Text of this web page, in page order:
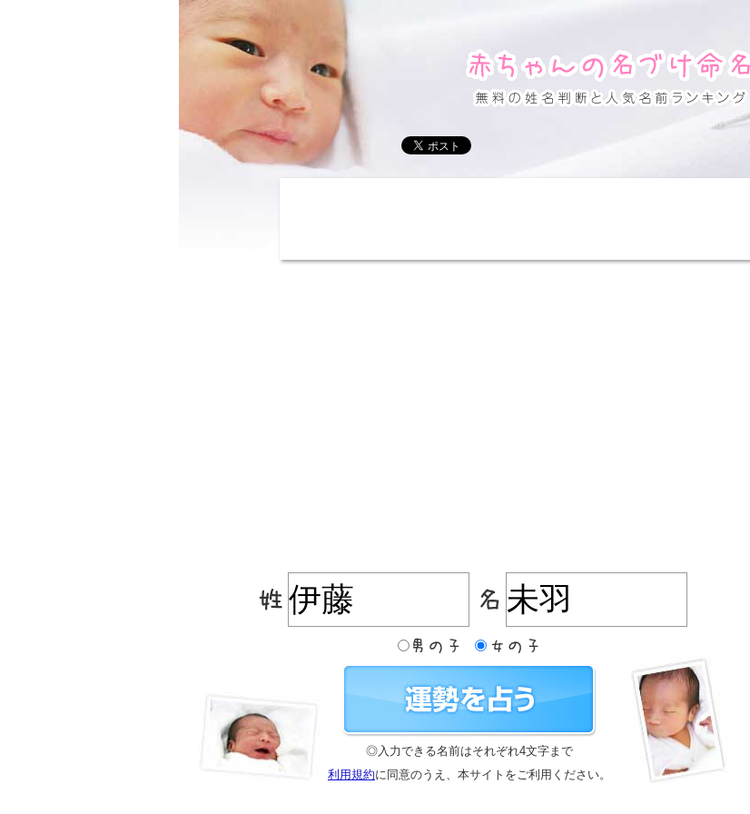
◎入力できる名前はそれぞれ4文字まで
利用規約に同意のうえ、本サイトをご利用ください。